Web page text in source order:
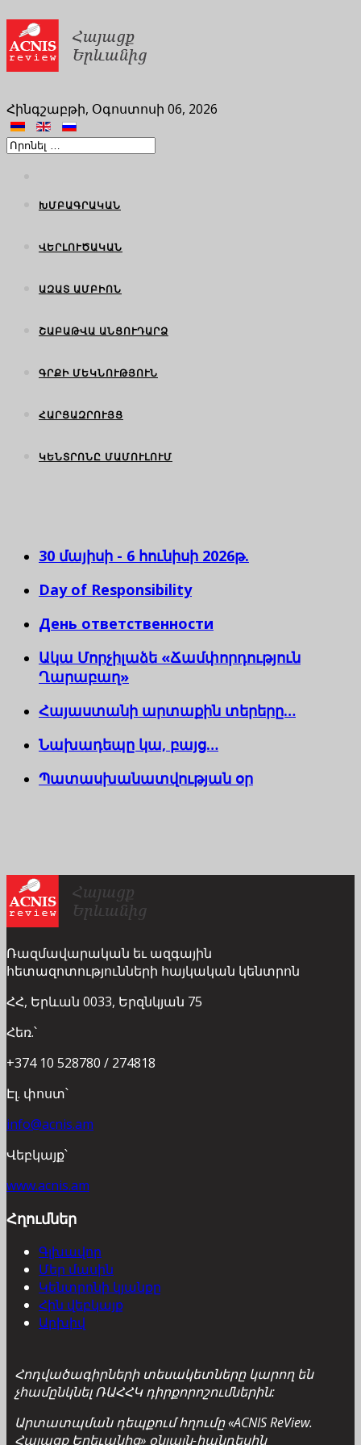
Հինգշաբթի, Օգոստոսի 06, 2026
ԽՄԲԱԳՐԱԿԱՆ
ՎԵՐԼՈՒԾԱԿԱՆ
ԱԶԱՏ ԱՄԲԻՈՆ
ՇԱԲԱԹՎԱ ԱՆՑՈՒԴԱՐՁ
ԳՐՔԻ ՄԵԿՆՈՒԹՅՈՒՆ
ՀԱՐՑԱԶՐՈՒՅՑ
ԿԵՆՏՐՈՆԸ ՄԱՄՈՒԼՈՒՄ
30 մայիսի - 6 հունիսի 2026թ.
Day of Responsibility
День ответственности
Ակա Մորչիլաձե «Ճամփորդություն
Ղարաբաղ»
Հայաստանի արտաքին տերերը…
Նախադեպը կա, բայց…
Պատասխանատվության օր
Ռազմավարական եւ ազգային
հետազոտությունների հայկական կենտրոն
ՀՀ, Երևան 0033, Երզնկյան 75
Հեռ.՝
+374 10 528780 / 274818
Էլ. փոստ՝
info@acnis.am
Վեբկայք՝
www.acnis.am
Հղումներ
Գլխավոր
Մեր մասին
Կենտրոնի կյանքը
Հին վեբկայք
Արխիվ
Հոդվածագիրների տեսակետները կարող են
չհամընկնել ՌԱՀՀԿ դիրքորոշումներին:
Արտատպման դեպքում հղումը «ACNIS ReView.
Հայացք Երեւանից» օնլայն-հանդեսին